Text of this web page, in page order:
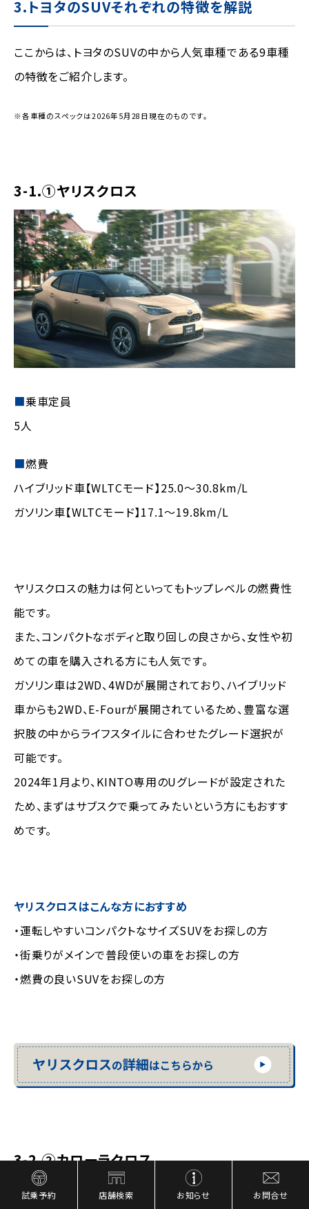
試乗予約 店舗検索 お知らせ お問合せ
3.トヨタのSUVそれぞれの特徴を解説
ここからは、トヨタのSUVの中から人気車種である9車種
の特徴をご紹介します。
※各車種のスペックは2026年5月28日現在のものです。
3-1.①ヤリスクロス
■乗車定員
5人
■燃費
ハイブリッド車【WLTCモード】25.0～30.8km/L
ガソリン車【WLTCモード】17.1～19.8km/L
ヤリスクロスの魅力は何といってもトップレベルの燃費性
能です。
また、コンパクトなボディと取り回しの良さから、女性や初
めての車を購入される方にも人気です。
ガソリン車は2WD、4WDが展開されており、ハイブリッド
車からも2WD、E-Fourが展開されているため、豊富な選
択肢の中からライフスタイルに合わせたグレード選択が
可能です。
2024年1月より、KINTO専用のUグレードが設定された
ため、まずはサブスクで乗ってみたいという方にもおすす
めです。
ヤリスクロスはこんな方におすすめ
・運転しやすいコンパクトなサイズSUVをお探しの方
・街乗りがメインで普段使いの車をお探しの方
・燃費の良いSUVをお探しの方
3-2.②カローラクロス